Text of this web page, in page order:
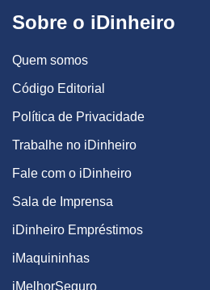
Sobre o iDinheiro
Quem somos
Código Editorial
Política de Privacidade
Trabalhe no iDinheiro
Fale com o iDinheiro
Sala de Imprensa
iDinheiro Empréstimos
iMaquininhas
iMelhorSeguro